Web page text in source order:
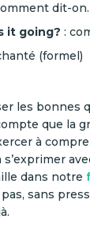
dit-
it going? :
(formel)
les bonnes
que la
à
dans notre
pas, sans